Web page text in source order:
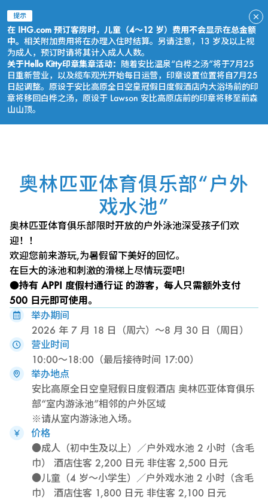
提示
在 IHG.com 预订客房时，儿童（4～12 岁）费用不会显示在总金额
中。 相关附加费用将在办理入住时结算。另请注意，13 岁及以上视
为成人，预订时请将其计入成人人数。
关于Hello Kitty印章集章活动： 随着安比温泉“白桦之汤”将于7月25
日重新营业，以及缆车观光开始每日运营，印章设置位置将自7月25
日起调整。原设于安比高原全日空皇冠假日度假酒店内大浴场前的印
章将移回白桦之汤，原设于 Lawson 安比高原店前的印章将移至前森
山山顶。
奥林匹亚体育俱乐部“户外
戏水池”
奥林匹亚体育俱乐部限时开放的户外泳池深受孩子们欢
迎！！
欢迎您前来游玩,为暑假留下美好的回忆。
在巨大的泳池和刺激的滑梯上尽情玩耍吧!
●持有 APPI 度假村通行证的游客，每人只需额外支付
500 日元即可使用。
举办期间
2026 年 7 月 18 日（周六）～8 月 30 日（周日）
营业时间
10:00～18:00（最后接待时间 17:00）
举办地点
安比高原全日空皇冠假日度假酒店 奥林匹亚体育俱乐
部“室内游泳池”相邻的户外区域
※请从室内游泳池入场。
价格
●成人（初中生及以上）／户外戏水池 2 小时（含毛
巾） 酒店住客 2,200 日元 非住客 2,500 日元
●儿童（4 岁～小学生）／户外戏水池 2 小时（含毛
巾） 酒店住客 1,800 日元 非住客 2,100 日元